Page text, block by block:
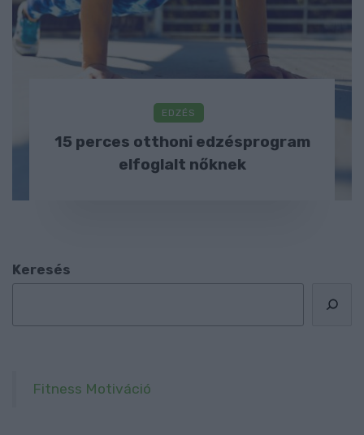
EDZÉS
15 perces otthoni edzésprogram
elfoglalt nőknek
Keresés
Fitness Motiváció